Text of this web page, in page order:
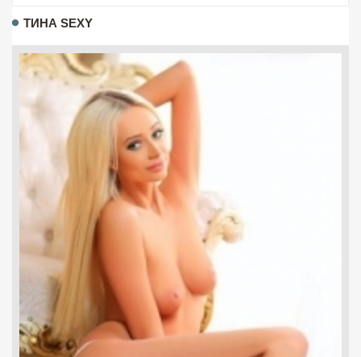
ТИНА SEXY